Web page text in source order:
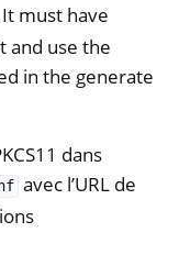
must have
and use the
in the generate
dans
avec l’URL de